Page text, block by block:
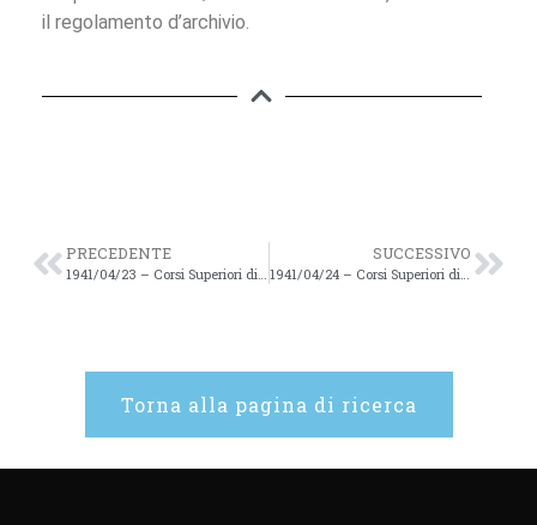
il regolamento d’archivio.
PRECEDENTE
1941/04/23 – Corsi Superiori di Studi Romani aa. 1940-1941 – 90v
SUCCESSIVO
1941/04/24 – Corsi Superiori di Studi Romani aa. 1940-1941 – 91v
Torna alla pagina di ricerca